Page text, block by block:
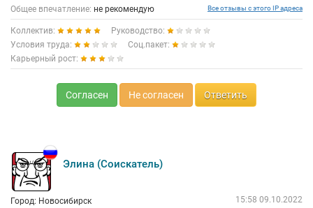
Общее впечатление: не рекомендую Все отзывы с этого IP адреса
Коллектив:
Руководство:
Условия труда:
Соц.пакет:
Карьерный рост:
Согласен Не согласен Ответить
Элина (Соискатель)
Город: Новосибирск 15:58 09.10.2022